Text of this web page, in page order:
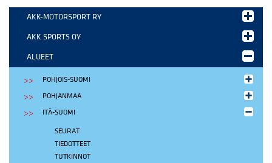
AKK-MOTORSPORT RY
AKK SPORTS OY
ALUEET
POHJOIS-SUOMI
POHJANMAA
ITÄ-SUOMI
SEURAT
TIEDOTTEET
TUTKINNOT